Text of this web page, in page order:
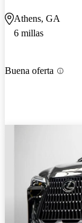
Athens, GA
6 millas
Buena oferta